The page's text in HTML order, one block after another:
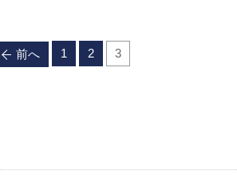
前へ 1 2 3